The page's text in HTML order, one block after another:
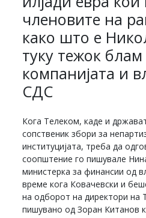
членовите на
како што е
туку тежок блам
компанијата и
СДС
Кога Телеком, каде и
сопственик збори за
институцијата, треба да
соопштение го пишувале
министерка за финансии од
време кога Ковачевски и
на одборот на директори на
пишувано од Зоран Китанов